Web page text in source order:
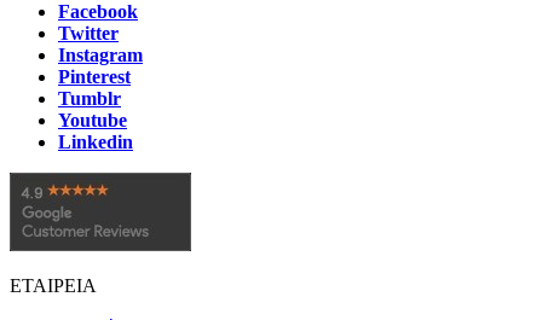
Facebook
Twitter
Instagram
Pinterest
Tumblr
Youtube
Linkedin
ΕΤΑΙΡΕΙΑ